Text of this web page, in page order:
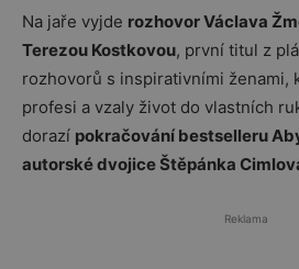
Na jaře vyjde rozhovor Václava
Terezou Kostkovou, první titul z
rozhovorů s inspirativními ženami,
profesi a vzaly život do vlastních
dorazí pokračování bestselleru
autorské dvojice Štěpánka
Reklama